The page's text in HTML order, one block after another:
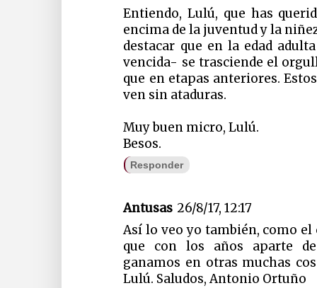
Entiendo, Lulú, que has
encima de la juventud y la
destacar que en la edad
vencida- se trasciende el
que en etapas anteriores.
ven sin ataduras.
Muy buen micro, Lulú.
Besos.
Responder
Antusas 26/8/17, 12:17
Así lo veo yo también, como
que con los años aparte
ganamos en otras muchas
Lulú. Saludos, Antonio Ortuño